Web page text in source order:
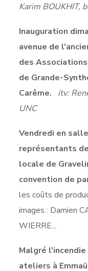
Karim BOUKHIT,
Inauguration
avenue de
des
de Grande-
Carême.
itv:
UNC
Vendredi en
représentants
locale de
convention de
les coûts de
images : Damien
WIERRE...
Malgré
ateliers à